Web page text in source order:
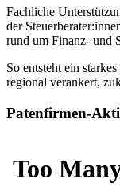
Fachliche
der
rund um Finanz- und
So entsteht ein
regional verankert,
Patenfirmen-